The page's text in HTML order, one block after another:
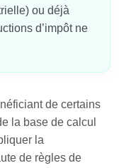
ou déjà
d’impôt ne
de certains
la base de calcul
la
de règles de